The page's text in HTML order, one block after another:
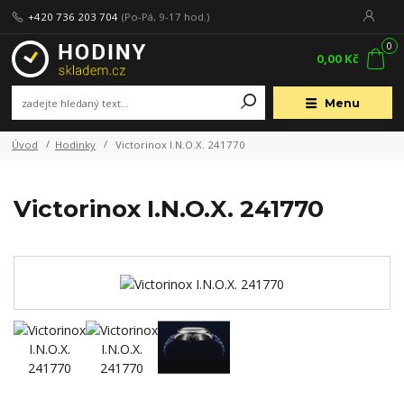
Menu
+420 736 203 704 (Po-Pá, 9-17 hod.)
0
0,00 Kč
Úvod Hodinky Victorinox I.N.O.X. 241770
Victorinox I.N.O.X. 241770